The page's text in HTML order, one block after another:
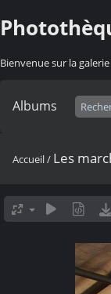
Bienvenue sur la
Albums
Accueil/ Les